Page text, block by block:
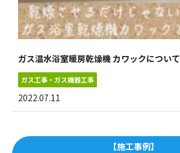
ガス温水浴室暖房乾燥機 カワックについて
ガス工事・ガス機器工事
2022.07.11
【施工事例】